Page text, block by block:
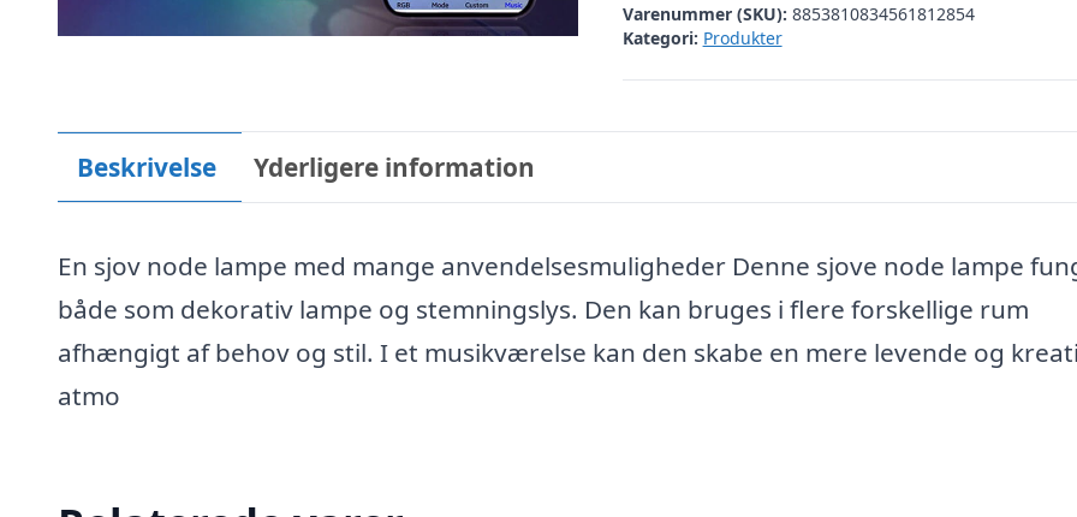
Varenummer (SKU): 8853810834561812854
Kategori: Produkter
Beskrivelse Yderligere information
En sjov node lampe med mange anvendelsesmuligheder Denne sjove node lampe
både som dekorativ lampe og stemningslys. Den kan bruges i flere forskellige rum
afhængigt af behov og stil. I et musikværelse kan den skabe en mere levende og
atmo